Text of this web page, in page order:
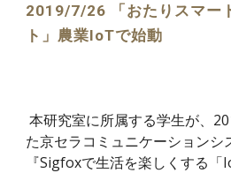
2019/7/26 「おたりスマー
ト」農業IoTで始動
本研究室に所属する学生が、
た京セラコミュニケーションシ
『Sigfoxで生活を楽しくする